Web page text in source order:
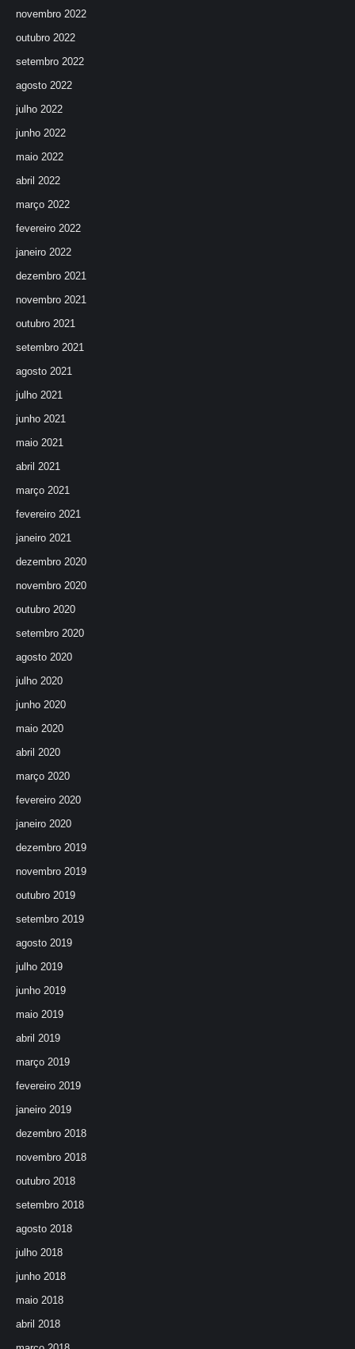
novembro 2022
outubro 2022
setembro 2022
agosto 2022
julho 2022
junho 2022
maio 2022
abril 2022
março 2022
fevereiro 2022
janeiro 2022
dezembro 2021
novembro 2021
outubro 2021
setembro 2021
agosto 2021
julho 2021
junho 2021
maio 2021
abril 2021
março 2021
fevereiro 2021
janeiro 2021
dezembro 2020
novembro 2020
outubro 2020
setembro 2020
agosto 2020
julho 2020
junho 2020
maio 2020
abril 2020
março 2020
fevereiro 2020
janeiro 2020
dezembro 2019
novembro 2019
outubro 2019
setembro 2019
agosto 2019
julho 2019
junho 2019
maio 2019
abril 2019
março 2019
fevereiro 2019
janeiro 2019
dezembro 2018
novembro 2018
outubro 2018
setembro 2018
agosto 2018
julho 2018
junho 2018
maio 2018
abril 2018